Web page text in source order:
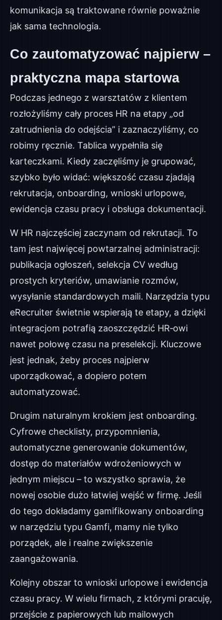
komunikacja są traktowane równie poważnie
jak sama technologia.
Co zautomatyzować najpierw –
praktyczna mapa startowa
Podczas jednego z warsztatów z klientem
rozłożyliśmy cały proces HR na etapy „od
zatrudnienia do odejścia” i zaznaczyliśmy, co
robimy ręcznie. Tablica wypełniła się
karteczkami. Kiedy zaczęliśmy je grupować,
szybko było widać: większość czasu zjadają
rekrutacja, onboarding, wnioski urlopowe,
ewidencja czasu pracy i obsługa dokumentacji.
W HR najczęściej zaczynam od rekrutacji. To
tam jest najwięcej powtarzalnej administracji:
publikacja ogłoszeń, selekcja CV według
prostych kryteriów, umawianie rozmów,
wysyłanie standardowych maili. Narzędzia typu
eRecruiter świetnie wspierają te etapy, a dzięki
integracjom potrafią zaoszczędzić HR‑owi
nawet połowę czasu na preselekcji. Kluczowe
jest jednak, żeby proces najpierw
uporządkować, a dopiero potem
automatyzować.
Drugim naturalnym krokiem jest onboarding.
Cyfrowe checklisty, przypomnienia,
automatyczne generowanie dokumentów,
dostęp do materiałów wdrożeniowych w
jednym miejscu – to wszystko sprawia, że
nowej osobie dużo łatwiej wejść w firmę. Jeśli
do tego dokładamy gamifikowany onboarding
w narzędziu typu Gamfi, mamy nie tylko
porządek, ale i realne zwiększenie
zaangażowania.
Kolejny obszar to wnioski urlopowe i ewidencja
czasu pracy. W wielu firmach, z którymi pracuję,
przejście z papierowych lub mailowych